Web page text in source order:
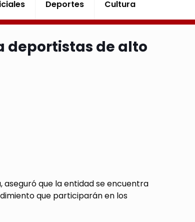
Deportes Cultura
deportistas de alto
aseguró que la entidad se encuentra
que participarán en los